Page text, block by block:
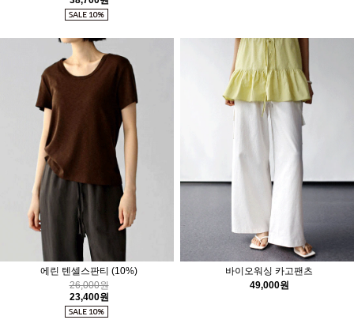
에린 텐셀스판티 (10%)
26,000원
23,400원
바이오워싱 카고팬츠
49,000원